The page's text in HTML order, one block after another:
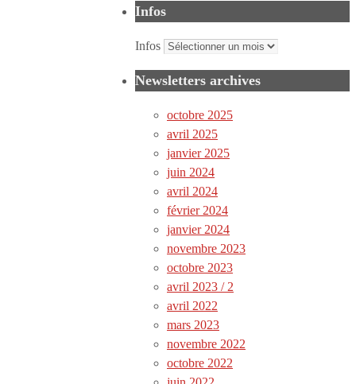
Infos
Infos
Newsletters archives
octobre 2025
avril 2025
janvier 2025
juin 2024
avril 2024
février 2024
janvier 2024
novembre 2023
octobre 2023
avril 2023 / 2
avril 2022
mars 2023
novembre 2022
octobre 2022